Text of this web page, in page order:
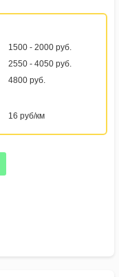
1500 - 2000 руб.
2550 - 4050 руб.
4800 руб.
16 руб/км